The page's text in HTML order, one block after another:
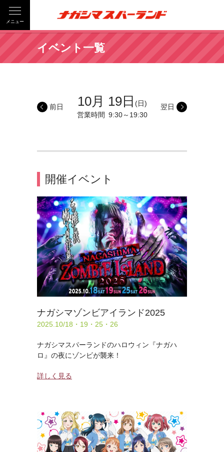
メニュー
イベント一覧
10月 19日 (日)
営業時間 9:30～19:30
前日 翌日
開催イベント
ナガシマゾンビアイランド2025
2025.10/18・19・25・26
ナガシマスパーランドのハロウィン『ナガハ
ロ』の夜にゾンビが襲来！
詳しく見る